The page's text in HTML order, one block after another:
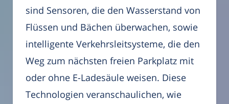
sind Sensoren, die den Wasserstand von
Flüssen und Bächen überwachen, sowie
intelligente Verkehrsleitsysteme, die den
Weg zum nächsten freien Parkplatz mit
oder ohne E-Ladesäule weisen. Diese
Technologien veranschaulichen, wie